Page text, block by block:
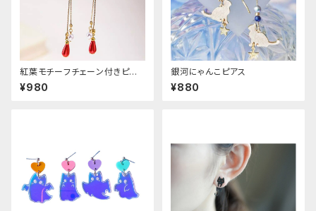
紅葉モチーフチェーン付きピア
ス
¥980
銀河にゃんこピアス
¥880